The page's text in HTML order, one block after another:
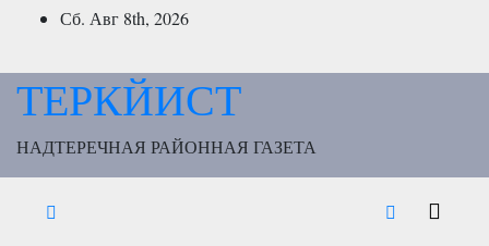
ПерейтиСб. Авг 8th, 2026
ТЕРКЙИСТ
НАДТЕРЕЧНАЯ РАЙОННАЯ ГАЗЕТА